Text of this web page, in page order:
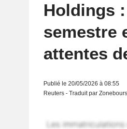
Holdings
semestre
attentes
Publié le 20/05/2026 à 08:55
Reuters - Traduit par